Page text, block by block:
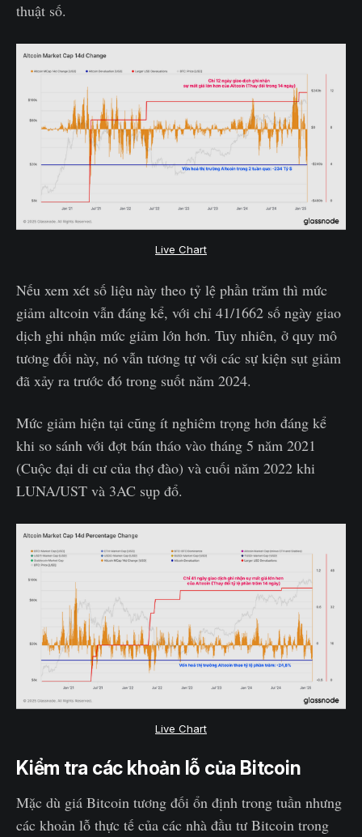
thuật số.
Live Chart
Nếu xem xét số liệu này theo tỷ lệ phần trăm thì mức
giảm altcoin vẫn đáng kể, với chỉ 41/1662 số ngày giao
dịch ghi nhận mức giảm lớn hơn. Tuy nhiên, ở quy mô
tương đối này, nó vẫn tương tự với các sự kiện sụt giảm
đã xảy ra trước đó trong suốt năm 2024.
Mức giảm hiện tại cũng ít nghiêm trọng hơn đáng kể
khi so sánh với đợt bán tháo vào tháng 5 năm 2021
(Cuộc đại di cư của thợ đào) và cuối năm 2022 khi
LUNA/UST và 3AC sụp đổ.
Live Chart
Kiểm tra các khoản lỗ của Bitcoin
Mặc dù giá Bitcoin tương đối ổn định trong tuần nhưng
các khoản lỗ thực tế của các nhà đầu tư Bitcoin trong